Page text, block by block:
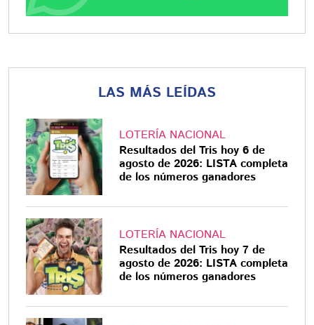
LAS MÁS LEÍDAS
LOTERÍA NACIONAL
Resultados del Tris hoy 6 de
agosto de 2026: LISTA completa
de los números ganadores
LOTERÍA NACIONAL
Resultados del Tris hoy 7 de
agosto de 2026: LISTA completa
de los números ganadores